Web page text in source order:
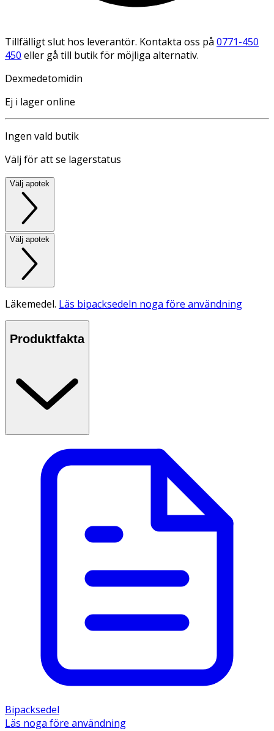
Tillfälligt slut hos leverantör. Kontakta oss på 0771-450
450 eller gå till butik för möjliga alternativ.
Dexmedetomidin
Ej i lager online
Ingen vald butik
Välj för att se lagerstatus
Välj apotek
Välj apotek
Läkemedel. Läs bipacksedeln noga före användning
Produktfakta
Bipacksedel
Läs noga före användning